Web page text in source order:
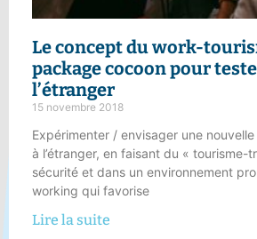
Le concept du work-
package cocoon pour
l’étranger
15 novembre 2018
Expérimenter / envisager une
à l’étranger, en faisant du « tourisme-
sécurité et dans un environnement
working qui favorise
Lire la suite